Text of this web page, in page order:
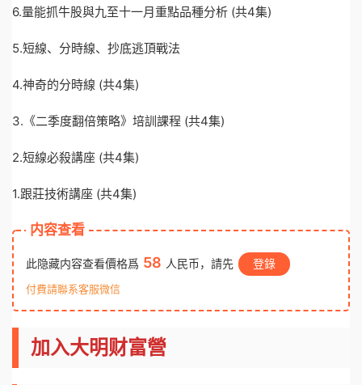
6.量能抓牛股與九至十一月重點品種分析 (共4集)
5.短線、分時線、抄底逃頂戰法
4.神奇的分時線 (共4集)
3.《二季度翻倍策略》培訓課程 (共4集)
2.短線必殺講座 (共4集)
1.跟莊技術講座 (共4集)
内容查看
此隐藏内容查看價格爲 58 人民币，請先 登錄
付費請聯系客服微信
加入大明财富營